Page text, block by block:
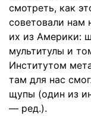
смотреть, как
советовали нам
их из Америки:
мультитулы и
Институтом
там для нас
щупы (один из
— ред.).